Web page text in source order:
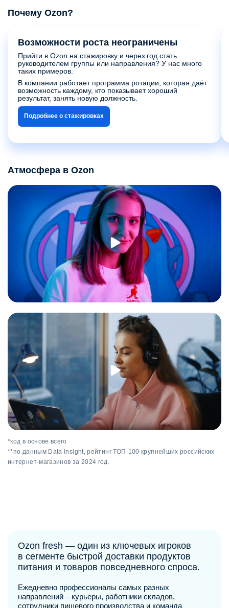
Почему Ozon?
Возможности роста неограничены
Прийти в Ozon на стажировку и через год стать
руководителем группы или направления? У нас много
таких примеров.
В компании работает программа ротации, которая даёт
возможность каждому, кто показывает хороший
результат, занять новую должность.
Подробнее о стажировках
Атмосфера в Ozon
*код в основе всего
**по данным Data Insight, рейтинг ТОП-100 крупнейших российских
интернет-магазинов за 2024 год.
Ozon fresh — один из ключевых игроков
в сегменте быстрой доставки продуктов
питания и товаров повседневного спроса.
Ежедневно профессионалы самых разных
направлений ‒ курьеры, работники складов,
сотрудники пищевого производства и команда